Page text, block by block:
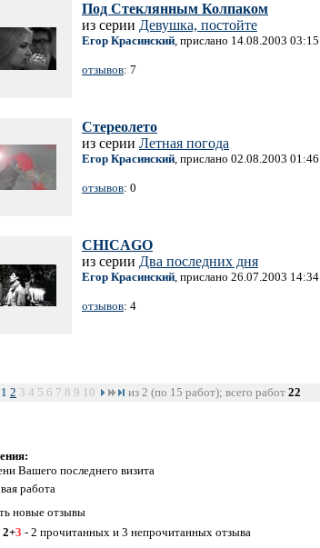
Под Стеклянным Колпаком
из серии Девушка, постойте
Егор Красинский, прислано 14.08.2003 03:15
отзывов: 7
Стереолето
из серии Летная погода
Егор Красинский, прислано 02.08.2003 01:46
отзывов: 0
CHICAGO
из серии Два последних дня
Егор Красинский, прислано 26.07.2003 14:34
отзывов: 4
1 2 3 4 5 6 7 8 9 10 из 2 (по 15 работ); всего работ 22
Вашего последнего визита
работа
новые отзывы
2+3 - 2 прочитанных и 3 непрочитанных отзыва